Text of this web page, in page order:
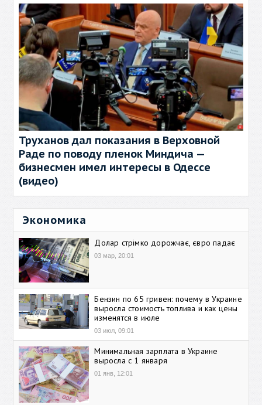
Труханов дал показания в Верховной
Раде по поводу пленок Миндича —
бизнесмен имел интересы в Одессе
(видео)
Экономика
Долар стрімко дорожчає, євро падає
03 мар, 20:01
Бензин по 65 гривен: почему в Украине
выросла стоимость топлива и как цены
изменятся в июле
03 июл, 09:01
Минимальная зарплата в Украине
выросла с 1 января
01 янв, 12:01